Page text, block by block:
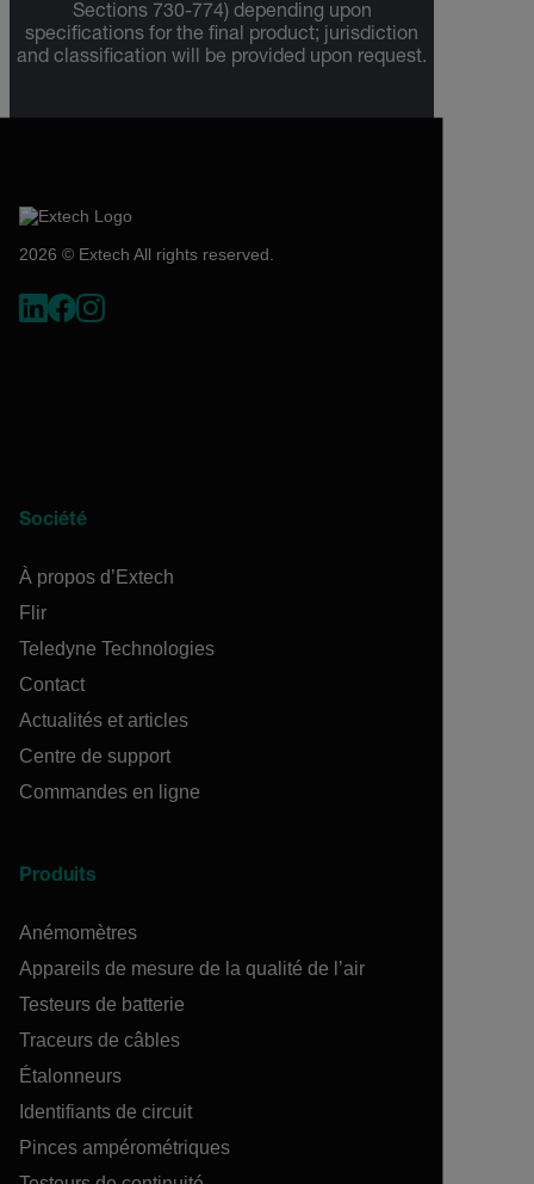
Sections 730-774) depending upon
specifications for the final product; jurisdiction
and classification will be provided upon request.
2026 © Extech All rights reserved.
Société
À propos d’Extech
Flir
Teledyne Technologies
Contact
Actualités et articles
Centre de support
Commandes en ligne
Produits
Anémomètres
Appareils de mesure de la qualité de l’air
Testeurs de batterie
Traceurs de câbles
Étalonneurs
Identifiants de circuit
Pinces ampérométriques